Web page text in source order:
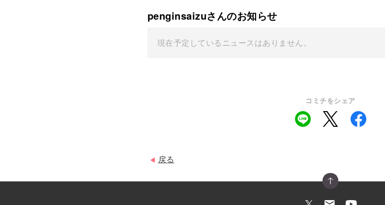
penginsaizuさんのお知らせ
現在予定しているニュースはありません。
コミチをシェア
◀ 戻る